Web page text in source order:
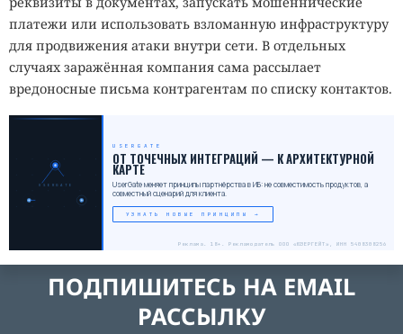
платежи или использовать взломанную инфраструктуру
для продвижения атаки внутри сети. В отдельных
случаях заражённая компания сама рассылает
вредоносные письма контрагентам по списку контактов.
USERGATE
USERGATE
ОТ ТОЧЕЧНЫХ ИНТЕГРАЦИЙ — К АРХИТЕКТУРНОЙ
КАРТЕ
UserGate меняет принципы партнёрства в ИБ: не совместимость продуктов, а
совместный сценарий для клиента.
УЗНАТЬ НОВЫЕ ПРИНЦИПЫ →
Реклама. 18+. Рекламодатель ООО «ЮЗЕРГЕЙТ», ИНН 5408308256
ПОДПИШИТЕСЬ НА EMAIL
РАССЫЛКУ